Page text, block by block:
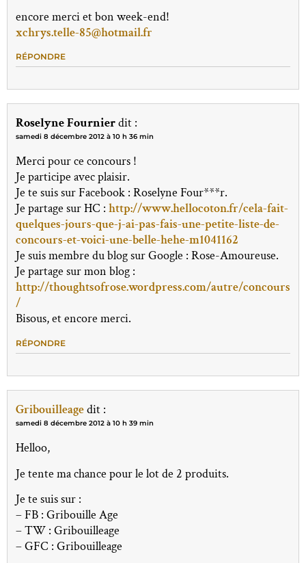
encore merci et bon week-end!
xchrys.telle-85@hotmail.fr
RÉPONDRE
Roselyne Fournierdit :
samedi 8 décembre 2012 à 10 h 36 min
Merci pour ce concours !
Je participe avec plaisir.
Je te suis sur Facebook : Roselyne Four***r.
Je partage sur HC : http://www.hellocoton.fr/cela-fait-
quelques-jours-que-j-ai-pas-fais-une-petite-liste-de-
concours-et-voici-une-belle-hehe-m1041162
Je suis membre du blog sur Google : Rose-Amoureuse.
Je partage sur mon blog :
http://thoughtsofrose.wordpress.com/autre/concours
/
Bisous, et encore merci.
RÉPONDRE
Gribouilleagedit :
samedi 8 décembre 2012 à 10 h 39 min
Helloo,
Je tente ma chance pour le lot de 2 produits.
Je te suis sur :
– FB : Gribouille Age
– TW : Gribouilleage
– GFC : Gribouilleage